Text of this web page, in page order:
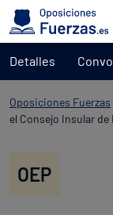
Oposiciones Fuerzas
el Consejo Insular
OEP
Detalles